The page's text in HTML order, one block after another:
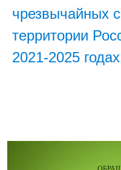
чрезвычайных
территории
2021-2025 годах